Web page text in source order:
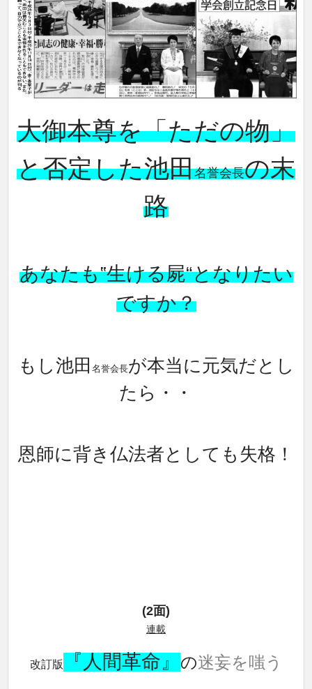
大御本尊を「ただの物」
と否定した池田名誉会長の末
路
あなたも‟生ける屍“となりたい
ですか？
もし池田 名誉会長が本当に元気だとし
たら・・
恩師に背き仏法者としても失格！
(2面)
連載
改訂版 『人間革命』 の迷妄を嗤う